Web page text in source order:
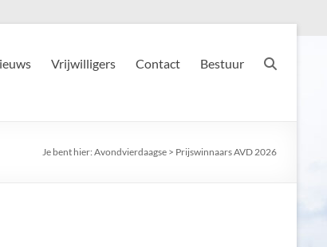
Vrijwilligers Contact Bestuur
Je bent hier: Avondvierdaagse > Prijswinnaars AVD 2026